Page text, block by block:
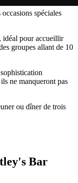
spéciales
idéal pour accueillir
groupes allant de 10
ne manqueront pas
ou dîner de trois
Bar